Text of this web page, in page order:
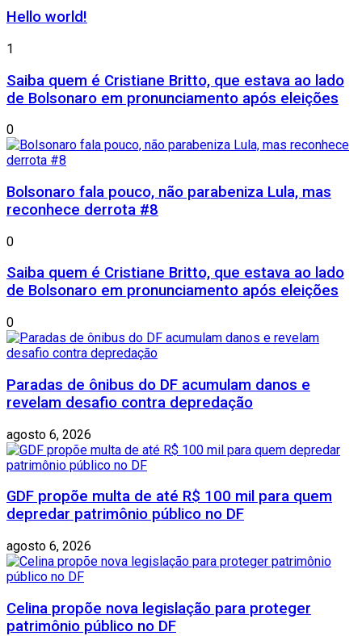
Hello world!
1
Saiba quem é Cristiane Britto, que estava ao lado
de Bolsonaro em pronunciamento após eleições
0
Bolsonaro fala pouco, não parabeniza Lula, mas
reconhece derrota #8
0
Saiba quem é Cristiane Britto, que estava ao lado
de Bolsonaro em pronunciamento após eleições
0
Paradas de ônibus do DF acumulam danos e
revelam desafio contra depredação
agosto 6, 2026
GDF propõe multa de até R$ 100 mil para quem
depredar patrimônio público no DF
agosto 6, 2026
Celina propõe nova legislação para proteger
patrimônio público no DF